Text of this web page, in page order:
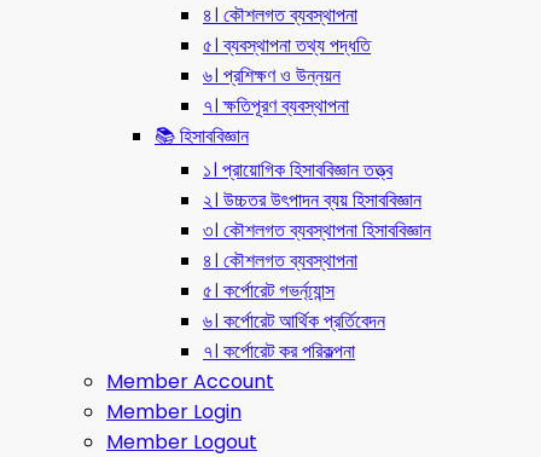
৪। কৌশলগত ব্যবস্থাপনা
৫। ব্যবস্থাপনা তথ্য পদ্ধতি
৬। প্রশিক্ষণ ও উন্নয়ন
৭। ক্ষতিপূরণ ব্যবস্থাপনা
📚 হিসাববিজ্ঞান
১। প্রায়োগিক হিসাববিজ্ঞান তত্ত্ব
২। উচ্চতর উৎপাদন ব্যয় হিসাববিজ্ঞান
৩। কৌশলগত ব্যবস্থাপনা হিসাববিজ্ঞান
৪। কৌশলগত ব্যবস্থাপনা
৫। কর্পোরেট গভর্ন্য্যান্স
৬। কর্পোরেট আর্থিক প্রর্তিবেদন
৭। কর্পোরেট কর পরিকল্পনা
Member Account
Member Login
Member Logout